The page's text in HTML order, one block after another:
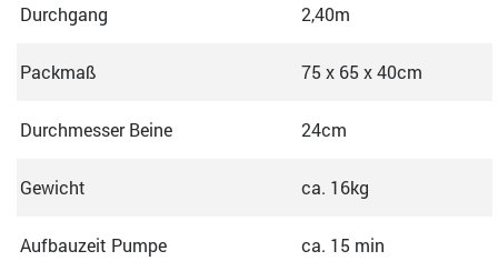
Durchgang 2,40m
Packmaß 75 x 65 x 40cm
Durchmesser Beine 24cm
Gewicht ca. 16kg
Aufbauzeit Pumpe ca. 15 min